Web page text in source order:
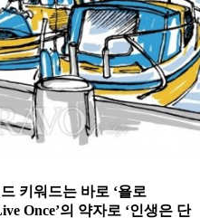
키워드는 바로 ‘욜로
Once’의 약자로 ‘인생은 단